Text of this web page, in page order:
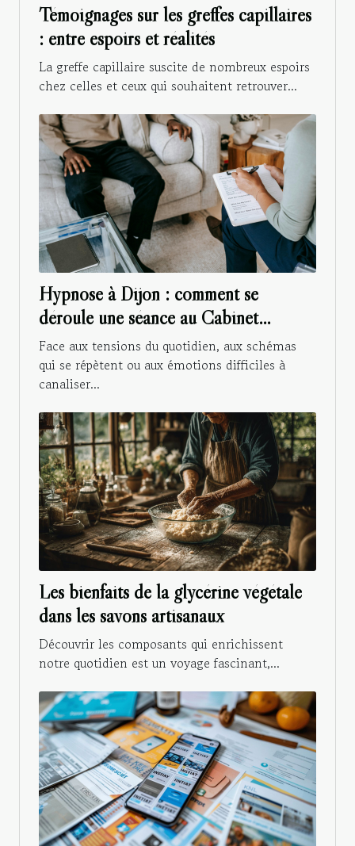
Témoignages sur les greffes capillaires
: entre espoirs et réalités
La greffe capillaire suscite de nombreux espoirs
chez celles et ceux qui souhaitent retrouver...
Hypnose à Dijon : comment se
déroule une séance au Cabinet
Menninga ?
Face aux tensions du quotidien, aux schémas
qui se répètent ou aux émotions difficiles à
canaliser...
Les bienfaits de la glycérine végétale
dans les savons artisanaux
Découvrir les composants qui enrichissent
notre quotidien est un voyage fascinant,...